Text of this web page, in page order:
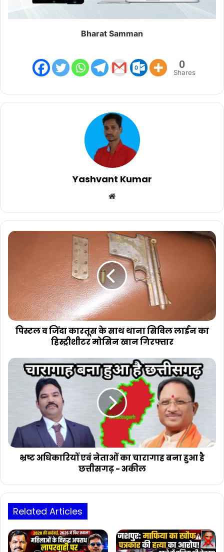
Bharat Samman
0
Shares
Yashvant Kumar
पिस्टल
सिविल
लाईन
का
खान
गिरफ्तार
पिस्टल व जिंदा कारतूस के साथ थाना सिविल लाईन का
हिस्ट्रीशीटर मोसिन खान गिरफ्तार
भ्रष्ट
अधिकारियों
बना
हुआ
है
छत्तीसगढ़
भ्रष्ट अधिकारियों एवं नेताओं का चारागाह बना हुआ है
छत्तीसगढ़ - अकील
Related Articles